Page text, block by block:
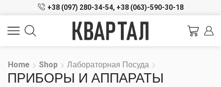
+38 (097) 280-34-54, +38 (063)-590-30-18
Home Shop Лабораторная Посуда
ПРИБОРЫ И АППАРАТЫ